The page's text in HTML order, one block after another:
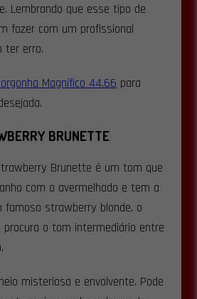
Lembrando que esse tipo de
fazer com um profissional
ter erro.
Magnífico 44.66 para
BRUNETTE
Brunette é um tom que
com o avermelhado e tem a
famoso strawberry blonde, o
procura o tom intermediário entre
misteriosa e envolvente. Pode